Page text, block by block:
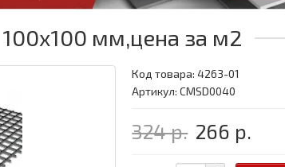
мм,цена за м2
Код товара:4263-01
Артикул: CMSD0040
324 р. 266 р.